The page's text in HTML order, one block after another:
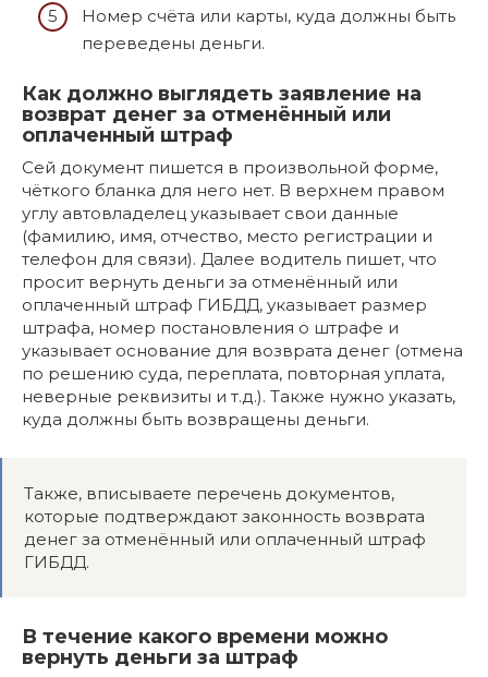
Номер счёта или карты, куда должны быть
переведены деньги.
Как должно выглядеть заявление на
возврат денег за отменённый или
оплаченный штраф
Сей документ пишется в произвольной форме,
чёткого бланка для него нет. В верхнем правом
углу автовладелец указывает свои данные
(фамилию, имя, отчество, место регистрации и
телефон для связи). Далее водитель пишет, что
просит вернуть деньги за отменённый или
оплаченный штраф ГИБДД, указывает размер
штрафа, номер постановления о штрафе и
указывает основание для возврата денег (отмена
по решению суда, переплата, повторная уплата,
неверные реквизиты и т.д.). Также нужно указать,
куда должны быть возвращены деньги.
Также, вписываете перечень документов,
которые подтверждают законность возврата
денег за отменённый или оплаченный штраф
ГИБДД.
В течение какого времени можно
вернуть деньги за штраф